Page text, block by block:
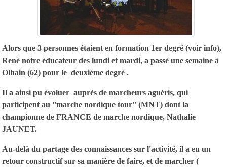
Alors que 3 personnes étaient en formation 1er degré (voir info),
René notre éducateur des lundi et mardi, a passé une semaine à
Olhain (62) pour le deuxième degré .
Il a ainsi pu évoluer auprès de marcheurs aguéris, qui
participent au ''marche nordique tour'' (MNT) dont la
championne de FRANCE de marche nordique, Nathalie
JAUNET.
Au-delà du partage des connaissances sur l'activité, il a eu un
retour constructif sur sa manière de faire, et de marcher (